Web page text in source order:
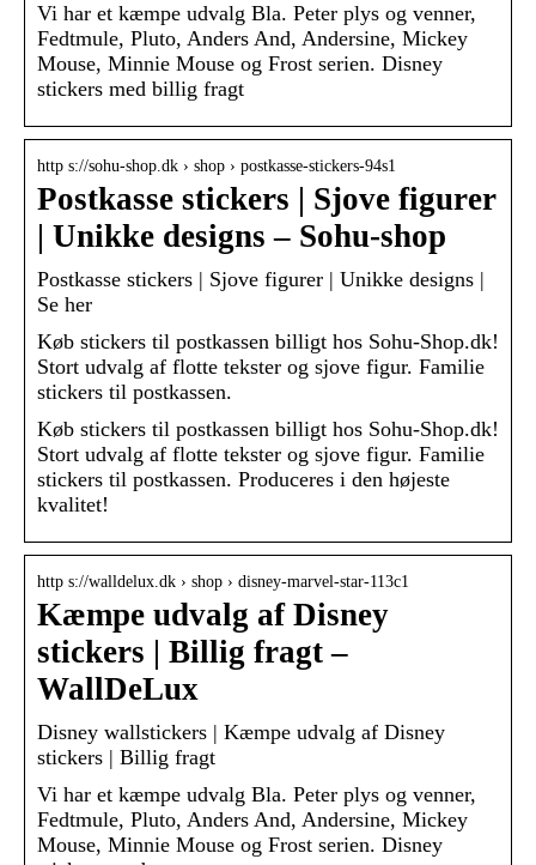
Vi har et kæmpe udvalg Bla. Peter plys og venner,
Fedtmule, Pluto, Anders And, Andersine, Mickey
Mouse, Minnie Mouse og Frost serien. Disney
stickers med billig fragt
http s://sohu-shop.dk › shop › postkasse-stickers-94s1
Postkasse stickers | Sjove figurer
| Unikke designs – Sohu-shop
Postkasse stickers | Sjove figurer | Unikke designs |
Se her
Køb stickers til postkassen billigt hos Sohu-Shop.dk!
Stort udvalg af flotte tekster og sjove figur. Familie
stickers til postkassen.
Køb stickers til postkassen billigt hos Sohu-Shop.dk!
Stort udvalg af flotte tekster og sjove figur. Familie
stickers til postkassen. Produceres i den højeste
kvalitet!
http s://walldelux.dk › shop › disney-marvel-star-113c1
Kæmpe udvalg af Disney
stickers | Billig fragt –
WallDeLux
Disney wallstickers | Kæmpe udvalg af Disney
stickers | Billig fragt
Vi har et kæmpe udvalg Bla. Peter plys og venner,
Fedtmule, Pluto, Anders And, Andersine, Mickey
Mouse, Minnie Mouse og Frost serien. Disney